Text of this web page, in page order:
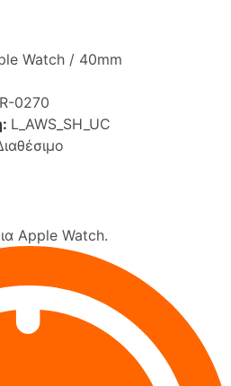
Watch / 40mm
0270
L_AWS_SH_UC
Apple Watch.